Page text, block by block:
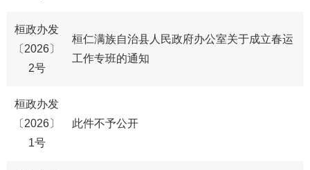
桓政办发
〔2026〕
2号
桓仁满族自治县人民政府办公室关于成立春运
工作专班的通知
桓政办发
〔2026〕
1号
此件不予公开